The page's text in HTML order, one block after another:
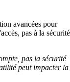
avancées pour
pas à la sécurité
pas la sécurité
peut impacter la